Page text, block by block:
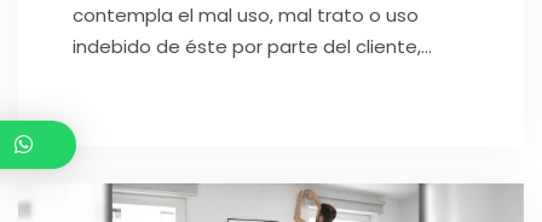
contempla el mal uso, mal trato o uso
indebido de éste por parte del cliente,...